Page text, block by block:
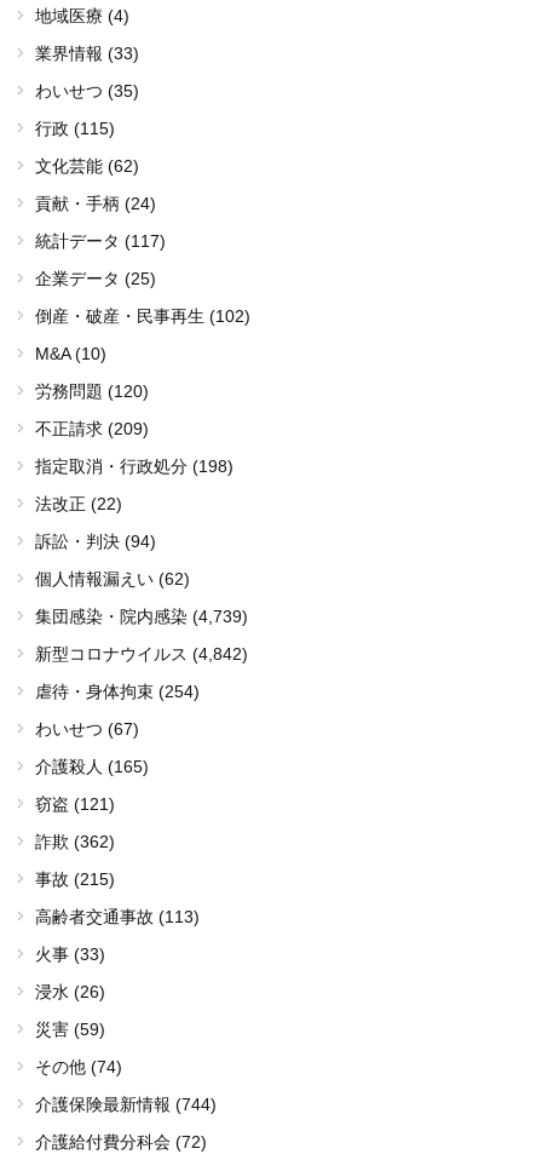
地域医療 (4)
業界情報 (33)
わいせつ (35)
行政 (115)
文化芸能 (62)
貢献・手柄 (24)
統計データ (117)
企業データ (25)
倒産・破産・民事再生 (102)
M&A (10)
労務問題 (120)
不正請求 (209)
指定取消・行政処分 (198)
法改正 (22)
訴訟・判決 (94)
個人情報漏えい (62)
集団感染・院内感染 (4,739)
新型コロナウイルス (4,842)
虐待・身体拘束 (254)
わいせつ (67)
介護殺人 (165)
窃盗 (121)
詐欺 (362)
事故 (215)
高齢者交通事故 (113)
火事 (33)
浸水 (26)
災害 (59)
その他 (74)
介護保険最新情報 (744)
介護給付費分科会 (72)